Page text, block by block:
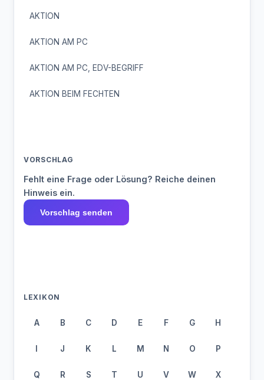
AKTION
AKTION AM PC
AKTION AM PC, EDV-BEGRIFF
AKTION BEIM FECHTEN
VORSCHLAG
Fehlt eine Frage oder Lösung? Reiche deinen
Hinweis ein.
Vorschlag senden
LEXIKON
A B C D E F G H
I J K L M N O P
Q R S T U V W X